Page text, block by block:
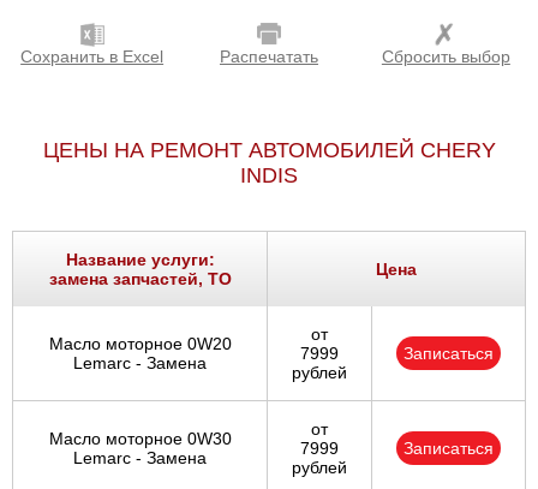
Сохранить в Excel Распечатать Сбросить выбор
ЦЕНЫ НА РЕМОНТ АВТОМОБИЛЕЙ CHERY
INDIS
Название услуги:
замена запчастей, ТО
Цена
Масло моторное 0W20
Lemarc - Замена
от
7999
рублей
Записаться
Масло моторное 0W30
Lemarc - Замена
от
7999
рублей
Записаться